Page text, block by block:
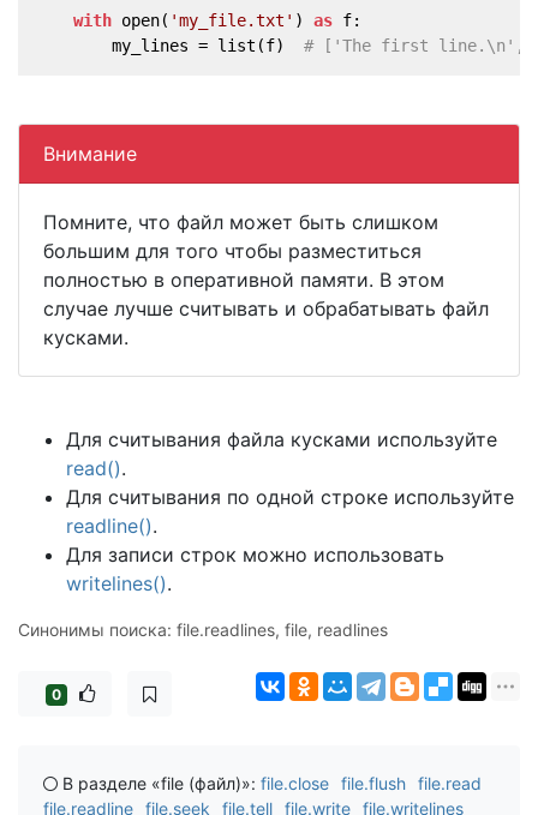
with open( 'my_file.txt' ) as f:
        my_lines = list(f)
# ['The first line.\n',
Внимание
Помните, что файл может быть слишком
большим для того чтобы разместиться
полностью в оперативной памяти. В этом
случае лучше считывать и обрабатывать файл
кусками.
Для считывания файла кусками используйте
read().
Для считывания по одной строке используйте
readline().
Для записи строк можно использовать
writelines().
Синонимы поиска: file.readlines, file, readlines
0
В разделе «file (файл)»: file.close file.flush file.read
file.readline file.seek file.tell file.write file.writelines